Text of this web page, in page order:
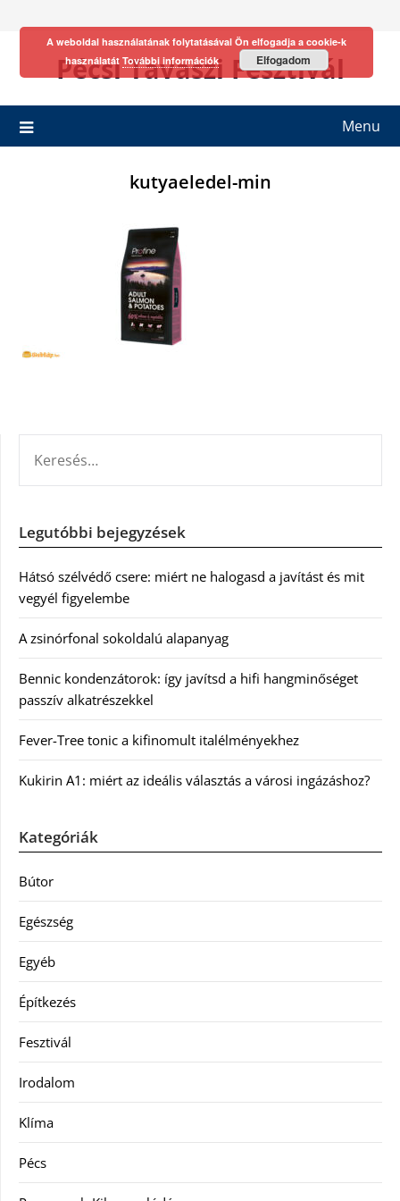
Pécsi Tavaszi Fesztivál
Menu
kutyaeledel-min
Legutóbbi bejegyzések
Hátsó szélvédő csere: miért ne halogasd a javítást és mit
vegyél figyelembe
A zsinórfonal sokoldalú alapanyag
Bennic kondenzátorok: így javítsd a hifi hangminőséget
passzív alkatrészekkel
Fever-Tree tonic a kifinomult italélményekhez
Kukirin A1: miért az ideális választás a városi ingázáshoz?
Kategóriák
Bútor
Egészség
Egyéb
Építkezés
Fesztivál
Irodalom
Klíma
Pécs
A weboldal használatának folytatásával Ön elfogadja a cookie-k
használatát További információk Elfogadom